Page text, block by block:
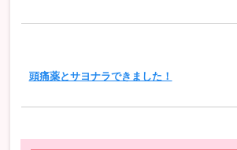
頭痛薬とサヨナラできました！